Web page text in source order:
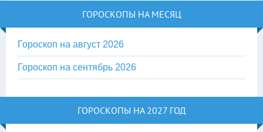
ГОРОСКОПЫ НА МЕСЯЦ
Гороскоп на август 2026
Гороскоп на сентябрь 2026
ГОРОСКОПЫ НА 2027 ГОД